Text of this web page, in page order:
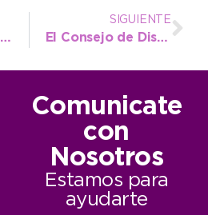
Cálida recepción a directores de Cultura y autoridades visitantes por la etapa regional de los Bonaerenses
SIGUIENTE
El Consejo de Discapacidad invita a un conversatorio para este jueves
Comunicate
con
Nosotros
Estamos para
ayudarte